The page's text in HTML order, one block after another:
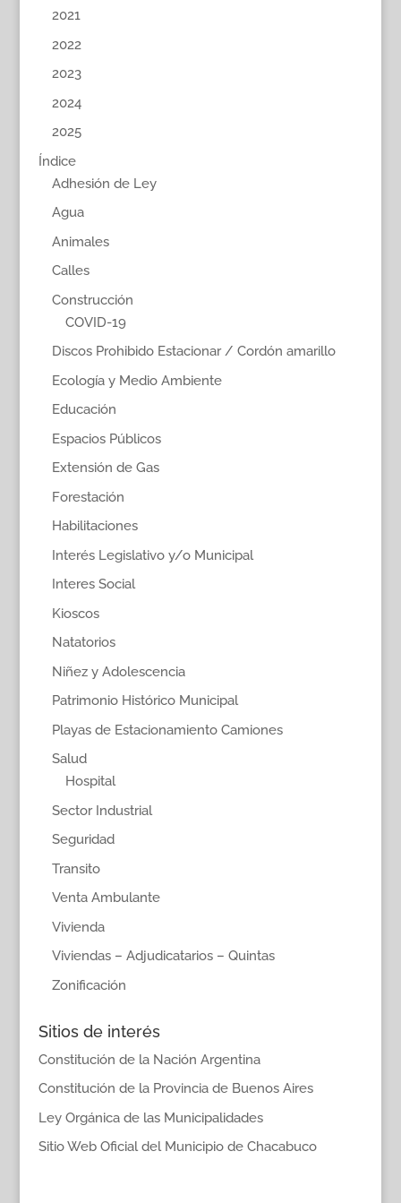
2021
2022
2023
2024
2025
Índice
Adhesión de Ley
Agua
Animales
Calles
Construcción
COVID-19
Discos Prohibido Estacionar / Cordón amarillo
Ecología y Medio Ambiente
Educación
Espacios Públicos
Extensión de Gas
Forestación
Habilitaciones
Interés Legislativo y/o Municipal
Interes Social
Kioscos
Natatorios
Niñez y Adolescencia
Patrimonio Histórico Municipal
Playas de Estacionamiento Camiones
Salud
Hospital
Sector Industrial
Seguridad
Transito
Venta Ambulante
Vivienda
Viviendas – Adjudicatarios – Quintas
Zonificación
Sitios de interés
Constitución de la Nación Argentina
Constitución de la Provincia de Buenos Aires
Ley Orgánica de las Municipalidades
Sitio Web Oficial del Municipio de Chacabuco